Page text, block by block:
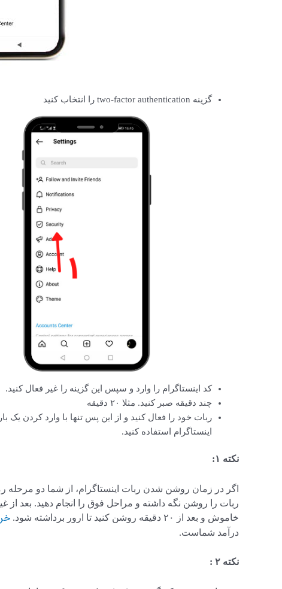
گزینه two-factor authentication را انتخاب کنید
کد اینستاگرام را وارد و سپس این گزینه را غیر فعال کنید.
چند دقیقه صبر کنید. مثلا ۲۰ دقیقه
ربات خود را فعال کنید و از این پس تنها با وارد کردن یک
اینستاگرام استفاده کنید.
نکته ۱:
اگر در زمان روشن شدن ربات اینستاگرام، از شما دو مرحله
خاموش و بعد از ۲۰ دقیقه روشن کنید تا ارور برداشته شود.
درآمد شماست.
نکته ۲ :